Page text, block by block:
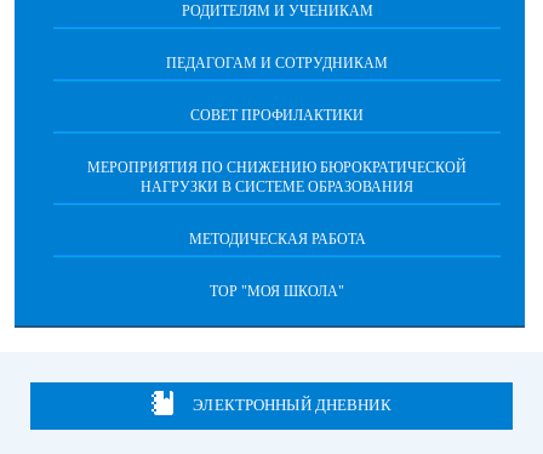
РОДИТЕЛЯМ И УЧЕНИКАМ
ПЕДАГОГАМ И СОТРУДНИКАМ
СОВЕТ ПРОФИЛАКТИКИ
МЕРОПРИЯТИЯ ПО СНИЖЕНИЮ БЮРОКРАТИЧЕСКОЙ
НАГРУЗКИ В СИСТЕМЕ ОБРАЗОВАНИЯ
МЕТОДИЧЕСКАЯ РАБОТА
ТОР "МОЯ ШКОЛА"
ЭЛЕКТРОННЫЙ ДНЕВНИК